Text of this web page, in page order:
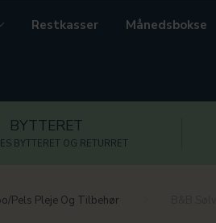
Restkasser Månedsbokse
BYTTERET
BYTTERET OG RETURRET
Pels Pleje Og Tilbehør